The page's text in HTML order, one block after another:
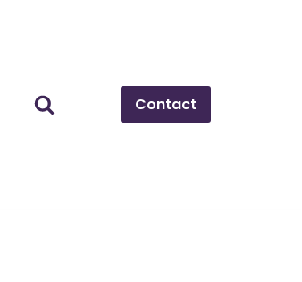
Contact